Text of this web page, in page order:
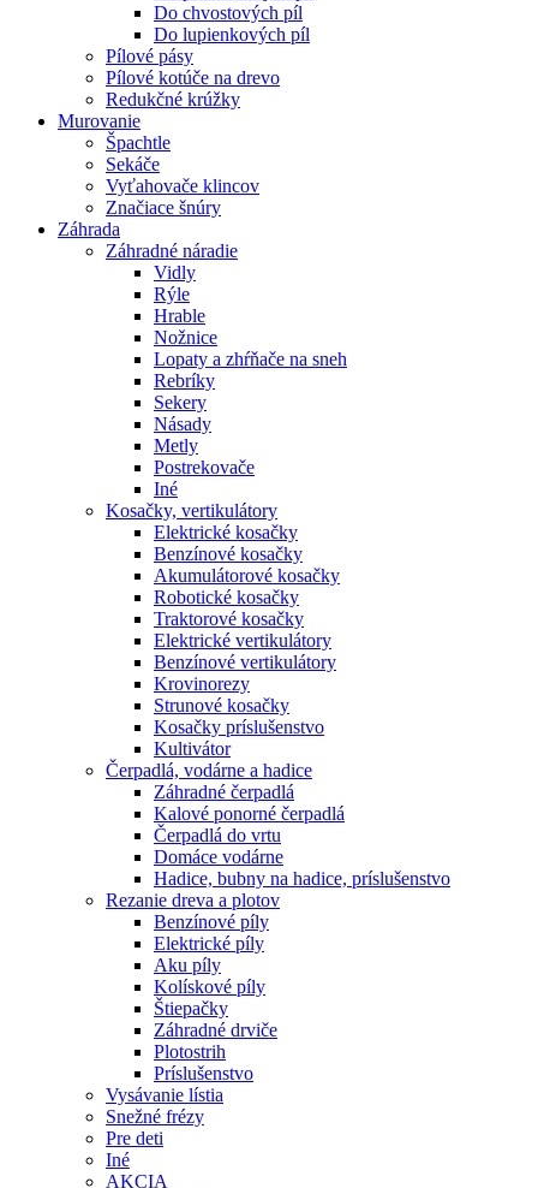
Do chvostových píl
Do lupienkových píl
Pílové pásy
Pílové kotúče na drevo
Redukčné krúžky
Murovanie
Špachtle
Sekáče
Vyťahovače klincov
Značiace šnúry
Záhrada
Záhradné náradie
Vidly
Rýle
Hrable
Nožnice
Lopaty a zhŕňače na sneh
Rebríky
Sekery
Násady
Metly
Postrekovače
Iné
Kosačky, vertikulátory
Elektrické kosačky
Benzínové kosačky
Akumulátorové kosačky
Robotické kosačky
Traktorové kosačky
Elektrické vertikulátory
Benzínové vertikulátory
Krovinorezy
Strunové kosačky
Kosačky príslušenstvo
Kultivátor
Čerpadlá, vodárne a hadice
Záhradné čerpadlá
Kalové ponorné čerpadlá
Čerpadlá do vrtu
Domáce vodárne
Hadice, bubny na hadice, príslušenstvo
Rezanie dreva a plotov
Benzínové píly
Elektrické píly
Aku píly
Kolískové píly
Štiepačky
Záhradné drviče
Plotostrih
Príslušenstvo
Vysávanie lístia
Snežné frézy
Pre deti
Iné
AKCIA